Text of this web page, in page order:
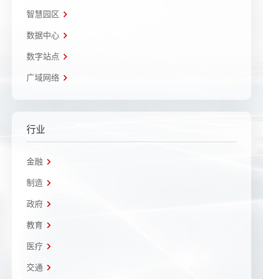
智慧园区
数据中心
数字站点
广域网络
行业
金融
制造
政府
教育
医疗
交通